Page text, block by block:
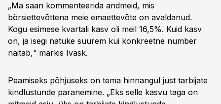
„Ma saan kommenteerida andmeid, mis
börsiettevõttena meie emaettevõte on avaldanud.
Kogu esimese kvartali kasv oli meil 16,5%. Kuid kasv
on, ja isegi natuke suurem kui konkreetne number
näitab,“ märkis Ivask.
Peamiseks põhjuseks on tema hinnangul just tarbijate
kindlustunde paranemine. „Eks selle kasvu taga on